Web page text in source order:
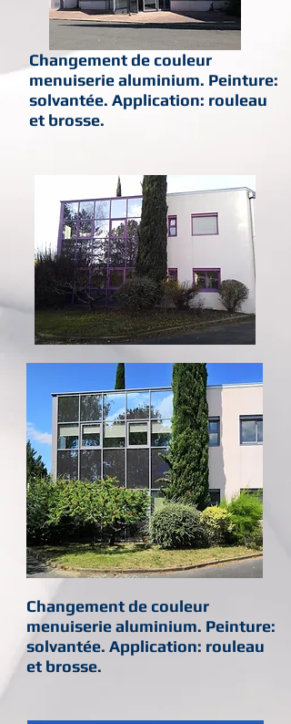
Changement de couleur
menuiserie aluminium. Peinture:
solvantée. Application: rouleau
et brosse.
Changement de couleur
menuiserie aluminium. Peinture:
solvantée. Application: rouleau
et brosse.